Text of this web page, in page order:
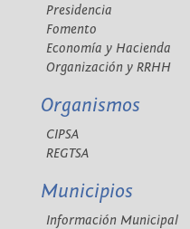
Presidencia
Fomento
Economía y Hacienda
Organización y RRHH
Organismos
CIPSA
REGTSA
Municipios
Información Municipal